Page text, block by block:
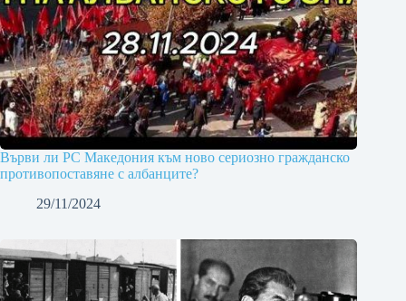
Върви ли РС Македония към ново сериозно гражданско
противопоставяне с албанците?
29/11/2024